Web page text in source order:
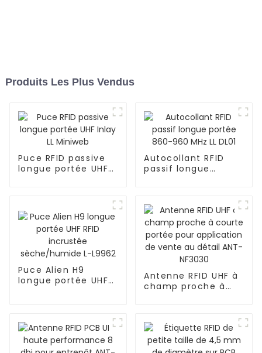
Produits Les Plus Vendus
Puce RFID passive
longue portée UHF
Autocollant RFID
passif longue
Puce Alien H9
longue portée UHF
Antenne RFID UHF à
champ proche à
ANT-NF3030